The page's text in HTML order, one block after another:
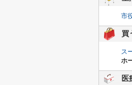
市
買
ス
ホ
医